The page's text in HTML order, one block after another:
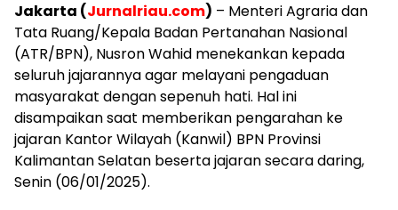
Jakarta (Jurnalriau.com) – Menteri Agraria dan
Tata Ruang/Kepala Badan Pertanahan Nasional
(ATR/BPN), Nusron Wahid menekankan kepada
seluruh jajarannya agar melayani pengaduan
masyarakat dengan sepenuh hati. Hal ini
disampaikan saat memberikan pengarahan ke
jajaran Kantor Wilayah (Kanwil) BPN Provinsi
Kalimantan Selatan beserta jajaran secara daring,
Senin (06/01/2025).